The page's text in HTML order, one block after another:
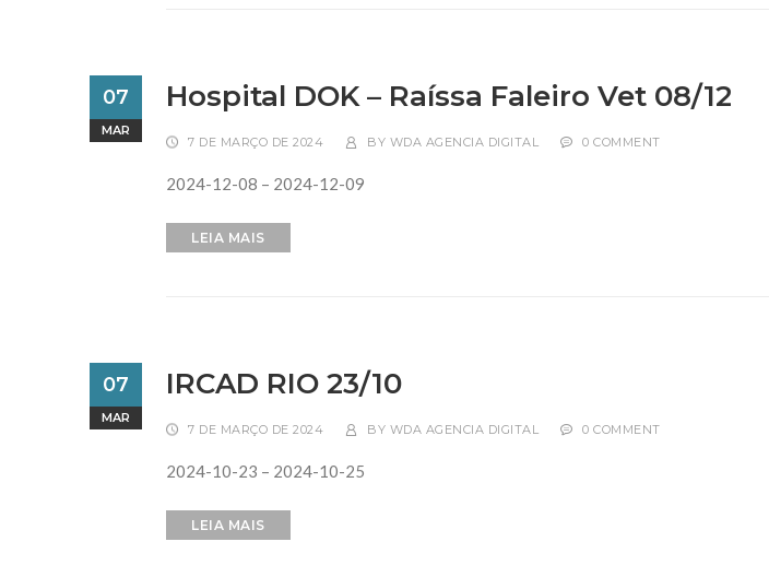
07
MAR
Hospital DOK – Raíssa Faleiro Vet 08/12
7 DE MARÇO DE 2024 BY WDA AGENCIA DIGITAL 0 COMMENT
2024-12-08 – 2024-12-09
LEIA MAIS
07
MAR
IRCAD RIO 23/10
7 DE MARÇO DE 2024 BY WDA AGENCIA DIGITAL 0 COMMENT
2024-10-23 – 2024-10-25
LEIA MAIS